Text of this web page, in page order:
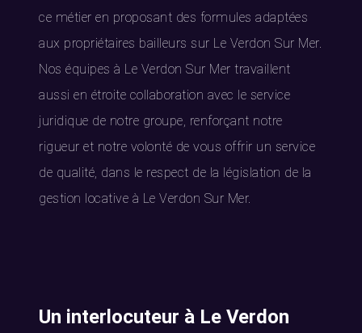
ce métier en proposant des formules adaptées
aux propriétaires bailleurs sur Le Verdon Sur Mer.
Nos équipes à Le Verdon Sur Mer travaillent
aussi en étroite collaboration avec le service
juridique de notre groupe, renforçant notre
rigueur et notre volonté de vous offrir un service
de qualité, dans le respect de la législation de la
gestion locative à Le Verdon Sur Mer.
Un interlocuteur à Le Verdon